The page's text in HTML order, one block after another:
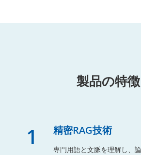
製品の特徴
1 精密RAG技術
専門用語と文脈を理解し、